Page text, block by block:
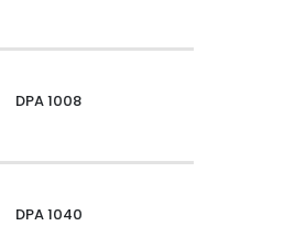
DPA 1008
DPA 1040